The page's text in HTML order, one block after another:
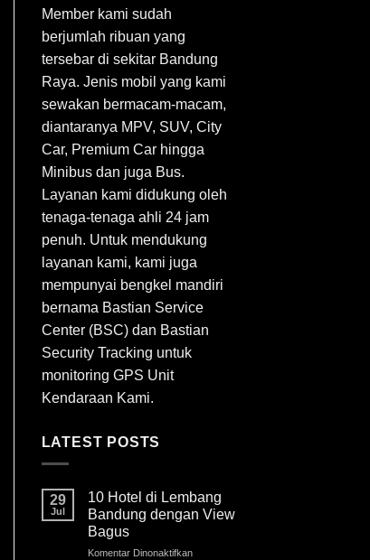
Member kami sudah
berjumlah ribuan yang
tersebar di sekitar Bandung
Raya. Jenis mobil yang kami
sewakan bermacam-macam,
diantaranya MPV, SUV, City
Car, Premium Car hingga
Minibus dan juga Bus.
Layanan kami didukung oleh
tenaga-tenaga ahli 24 jam
penuh. Untuk mendukung
layanan kami, kami juga
mempunyai bengkel mandiri
bernama Bastian Service
Center (BSC) dan Bastian
Security Tracking untuk
monitoring GPS Unit
Kendaraan Kami.
LATEST POSTS
29
Jul
10 Hotel di Lembang
Bandung dengan View
Bagus
Komentar Dinonaktifkanpada